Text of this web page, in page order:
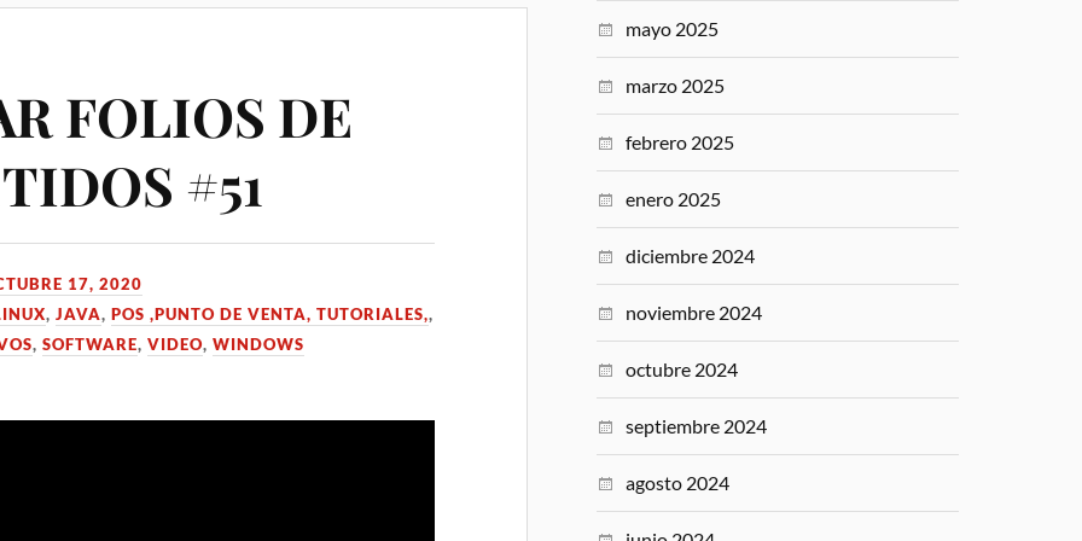
FOLIOS DE
#51
17, 2020
,JAVA,POS ,PUNTO DE VENTA, TUTORIALES,,
,SOFTWARE,VIDEO,WINDOWS
mayo 2025
marzo 2025
febrero 2025
enero 2025
diciembre 2024
noviembre 2024
octubre 2024
septiembre 2024
agosto 2024